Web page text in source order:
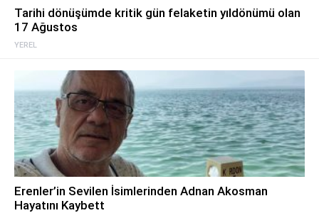
YEREL
Tarihi dönüşümde kritik gün felaketin yıldönümü olan
17 Ağustos
Erenler’in Sevilen İsimlerinden Adnan Akosman
Hayatını Kaybett